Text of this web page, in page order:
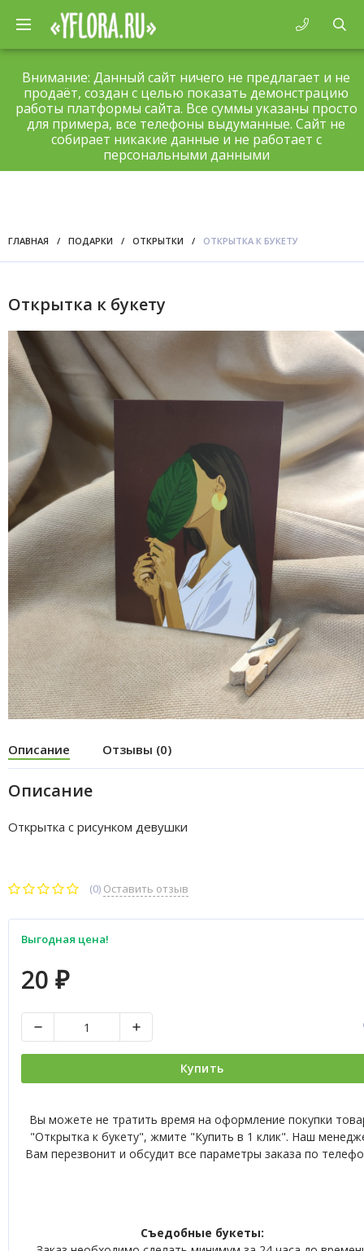
Внимание: Данный сайт ничего не предлагает и не
продаёт, создан с целью показать демонстрацию
работы платформы сайта. Все суммы указаны просто
для примера, все телефоны выдуманные. Сайт не
собирает никакие данные и не работает с
персональными данными
ГЛАВНАЯ / ПОДАРКИ / ОТКРЫТКИ / ОТКРЫТКА К БУКЕТУ
Открытка к букету
Описание Отзывы (0)
Описание
Открытка с рисунком девушки
(0) Оставить отзыв
Выгодная цена!
20 ₽
Купить
Вы можете не тратить время на оформление покупки
"Открытка к букету", жмите "Купить в 1 клик". Наш
Вам перезвонит и обсудит все параметры заказа по
Съедобные букеты: